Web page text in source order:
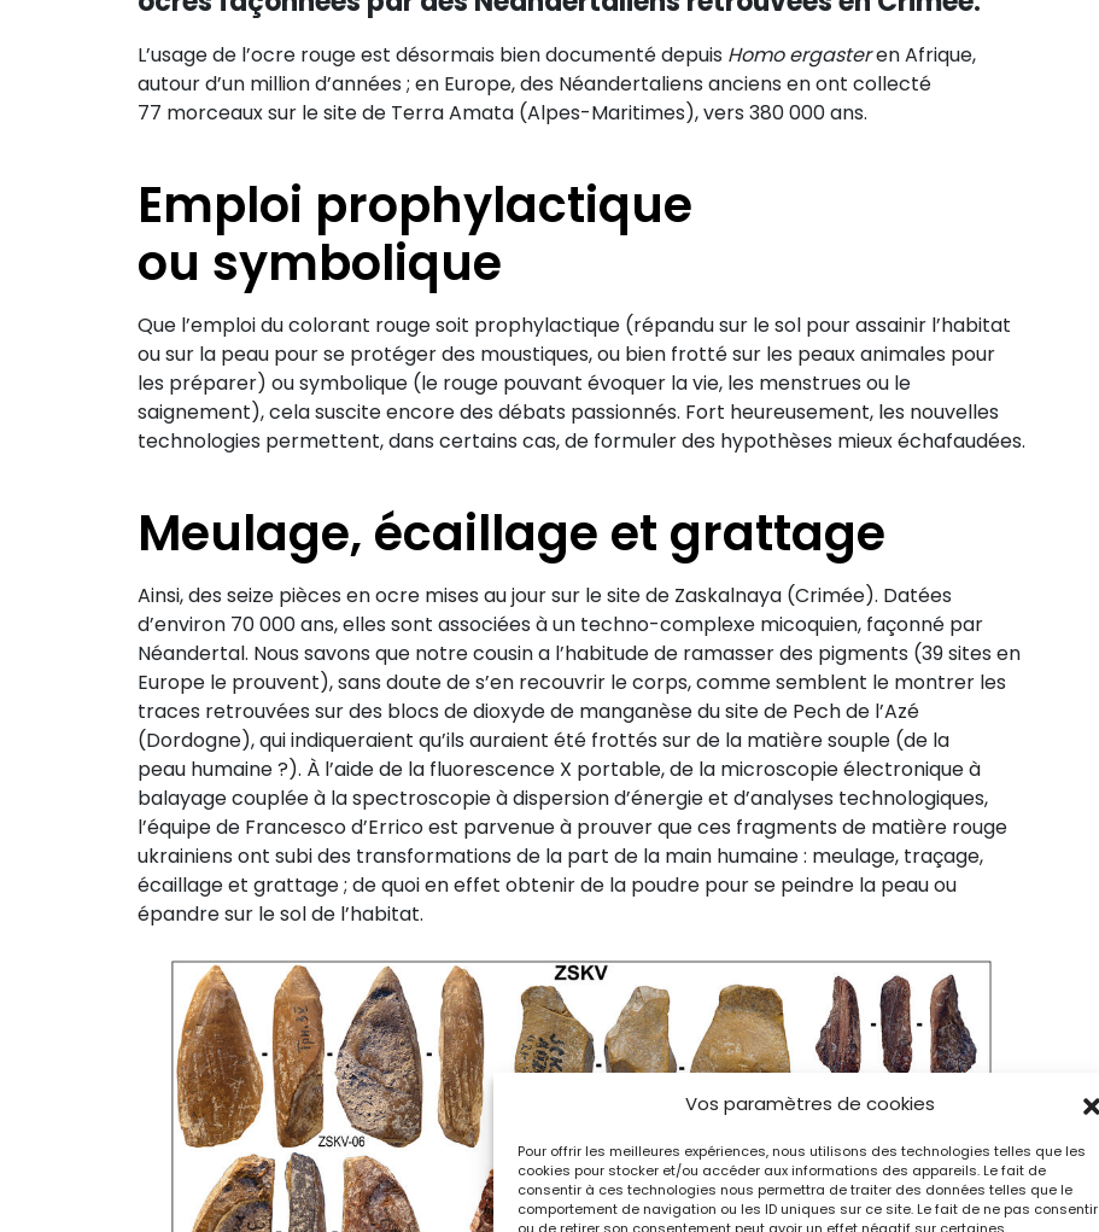
Vos paramètres de cookies
Pour offrir les meilleures expériences, nous utilisons des technologies telles que les
cookies pour stocker et/ou accéder aux informations des appareils. Le fait de
consentir à ces technologies nous permettra de traiter des données telles que le
comportement de navigation ou les ID uniques sur ce site. Le fait de ne pas consentir
L’usage de l’ocre rouge est désormais bien documenté depuis Homo ergasteren Afrique,
autour d’un million d’années ; en Europe, des Néandertaliens anciens en ont collecté
77 morceaux sur le site de Terra Amata (Alpes-Maritimes), vers 380 000 ans.
Emploi prophylactique
ou symbolique
Que l’emploi du colorant rouge soit prophylactique (répandu sur le sol pour assainir l’habitat
ou sur la peau pour se protéger des moustiques, ou bien frotté sur les peaux animales pour
les préparer) ou symbolique (le rouge pouvant évoquer la vie, les menstrues ou le
saignement), cela suscite encore des débats passionnés. Fort heureusement, les nouvelles
technologies permettent, dans certains cas, de formuler des hypothèses mieux échafaudées.
Meulage, écaillage et grattage
Ainsi, des seize pièces en ocre mises au jour sur le site de Zaskalnaya (Crimée). Datées
d’environ 70 000 ans, elles sont associées à un techno-complexe micoquien, façonné par
Néandertal. Nous savons que notre cousin a l’habitude de ramasser des pigments (39 sites en
Europe le prouvent), sans doute de s’en recouvrir le corps, comme semblent le montrer les
traces retrouvées sur des blocs de dioxyde de manganèse du site de Pech de l’Azé
(Dordogne), qui indiqueraient qu’ils auraient été frottés sur de la matière souple (de la
peau humaine ?). À l’aide de la fluorescence X portable, de la microscopie électronique à
balayage couplée à la spectroscopie à dispersion d’énergie et d’analyses technologiques,
l’équipe de Francesco d’Errico est parvenue à prouver que ces fragments de matière rouge
ukrainiens ont subi des transformations de la part de la main humaine : meulage, traçage,
écaillage et grattage ; de quoi en effet obtenir de la poudre pour se peindre la peau ou
épandre sur le sol de l’habitat.